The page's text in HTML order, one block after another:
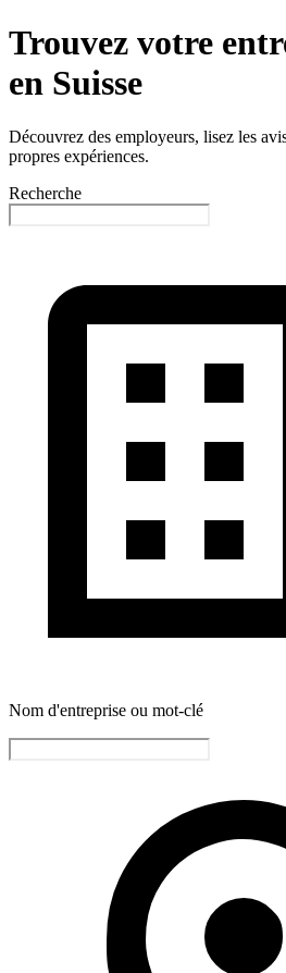
Trouvez votre
en Suisse
Découvrez des employeurs, lisez les
propres expériences.
Recherche
Nom d'entreprise ou mot-clé